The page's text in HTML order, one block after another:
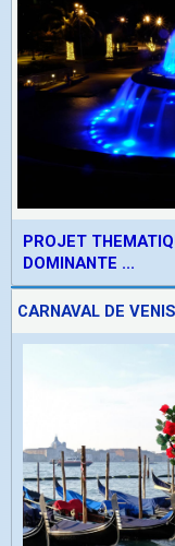
PROJET
DOMINANTE ...
CARNAVAL DE